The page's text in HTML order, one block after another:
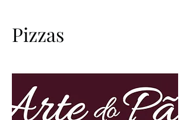
Pizzas